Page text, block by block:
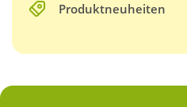
Produktneuheiten